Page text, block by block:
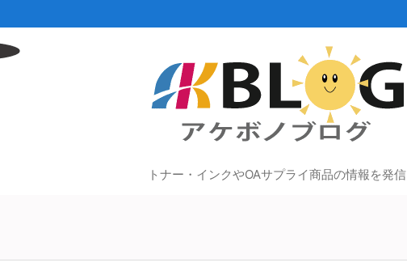
トナー・インクやOAサプライ商品の情報を発信